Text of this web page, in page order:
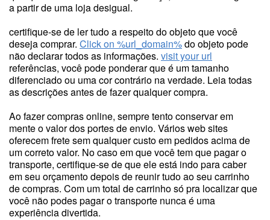
a partir de uma loja desigual.
certifique-se de ler tudo a respeito do objeto que você
deseja comprar. Click on %url_domain%do objeto pode
não declarar todos as informações. visit your url
referências, você pode ponderar que é um tamanho
diferenciado ou uma cor contrário na verdade. Leia todas
as descrições antes de fazer qualquer compra.
Ao fazer compras online, sempre tento conservar em
mente o valor dos portes de envio. Vários web sites
oferecem frete sem qualquer custo em pedidos acima de
um correto valor. No caso em que você tem que pagar o
transporte, certifique-se de que ele está indo para caber
em seu orçamento depois de reunir tudo ao seu carrinho
de compras. Com um total de carrinho só pra localizar que
você não podes pagar o transporte nunca é uma
experiência divertida.